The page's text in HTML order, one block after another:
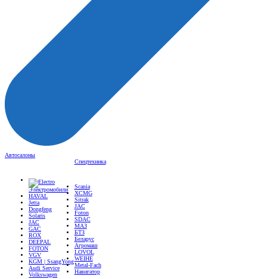
Автосалоны
Электромобили
HAVAL
Jetta
Dongfeng
Solaris
JAC
GAC
ROX
DEEPAL
FOTON
VGV
KGM | SsangYong
Audi Service
Volkswagen
Service
XCMG
Sitrak
JAC
Foton
SDAC
МАЗ
БТЗ
Беларус
Агромаш
LOVOL
WEIHE
Metal-Fach
Навигатор
Мототехника